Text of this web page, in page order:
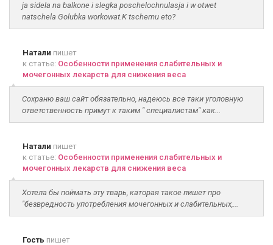
ja sidela na balkone i slegka poschelochnulasja i w otwet
natschela Golubka workowat.K tschemu eto?
Натали пишет
к статье: Особенности применения слабительных и
мочегонных лекарств для снижения веса
Сохраню ваш сайт обязательно, надеюсь все таки уголовную
ответственность примут к таким " специалистам" как...
Натали пишет
к статье: Особенности применения слабительных и
мочегонных лекарств для снижения веса
Хотела бы поймать эту тварь, каторая такое пишет про
"безвредность употребления мочегонных и слабительных,...
Гость пишет